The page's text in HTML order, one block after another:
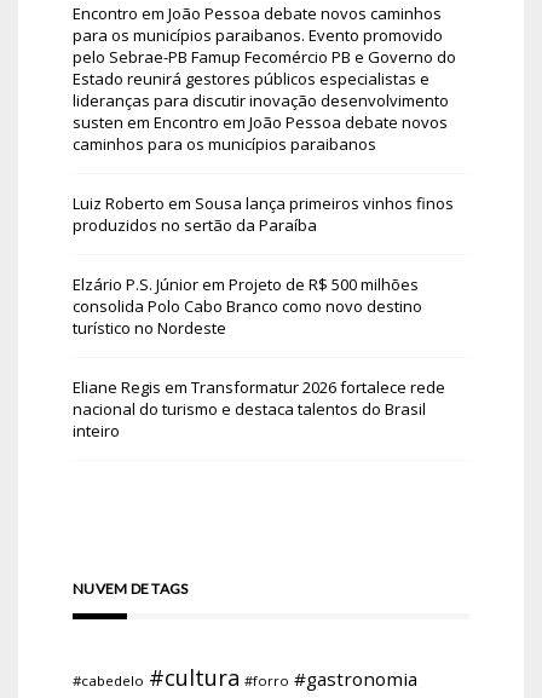
Encontro em João Pessoa debate novos caminhos
para os municípios paraibanos. Evento promovido
pelo Sebrae-PB Famup Fecomércio PB e Governo do
Estado reunirá gestores públicos especialistas e
lideranças para discutir inovação desenvolvimento
susten em Encontro em João Pessoa debate novos
caminhos para os municípios paraibanos
Luiz Roberto em Sousa lança primeiros vinhos finos
produzidos no sertão da Paraíba
Elzário P.S. Júniorem Projeto de R$ 500 milhões
consolida Polo Cabo Branco como novo destino
turístico no Nordeste
Eliane Regis em Transformatur 2026 fortalece rede
nacional do turismo e destaca talentos do Brasil
inteiro
NUVEM DE TAGS
#cabedelo #cultura #forro #gastronomia